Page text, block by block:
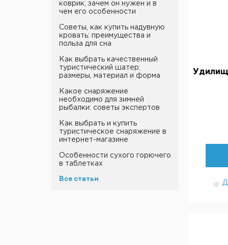
коврик, зачем он нужен и в
чем его особенности
Советы, как купить надувную
кровать: преимущества и
польза для сна
Как выбрать качественный
туристический шатер:
размеры, материал и форма
Какое снаряжение
необходимо для зимней
рыбалки: советы экспертов
Как выбрать и купить
туристическое снаряжение в
интернет-магазине
Особенности сухого горючего
в таблетках
Все статьи